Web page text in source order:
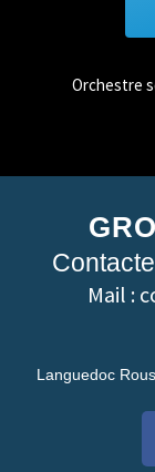
Orchestre
Mail :
Languedoc